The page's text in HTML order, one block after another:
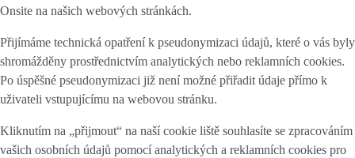
Onsite na našich webových stránkách.
Přijímáme technická opatření k pseudonymizaci údajů, které o vás byly
shromážděny prostřednictvím analytických nebo reklamních cookies.
Po úspěšné pseudonymizaci již není možné přiřadit údaje přímo k
uživateli vstupujícímu na webovou stránku.
Kliknutím na „přijmout“ na naší cookie liště souhlasíte se zpracováním
vašich osobních údajů pomocí analytických a reklamních cookies pro